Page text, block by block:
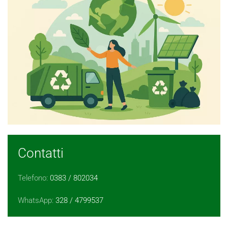
Contatti
Telefono: 0383 / 802034
WhatsApp: 328 / 4799537